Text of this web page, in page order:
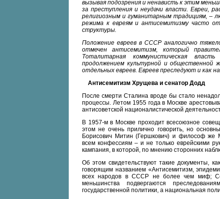
вызывая подозрения и ненависть к этим
за преступления и неудачи власти. Евреи,
религиозным и гуманитарным традициям, –
режима к евреям и антисемитизму часто
структуры.
Положение евреев в СССР аналогично
отмечен антисемитизм, который
Тоталитарная коммунистическая
продолжением культурной и общественной
отдельных евреев. Евреев преследуют и как
Антисемитизм Хрущева и сенатор Додд
После смерти Сталина вроде бы стало
процессы. Летом 1955 года в Москве
антисоветской националистической
В 1957-м в Москве проходит всесоюзное
этом не очень прилично говорить, но
Борисович Митин (Гершкович) и философ же
всем конфессиям – и не только еврейскими
кампания, в которой, по мнению сторонних
Об этом свидетельствуют такие документы,
говорящим названием «Антисемитизм,
всех народов в СССР не более чем миф;
меньшинства подвергаются
государственной политики, а национальная